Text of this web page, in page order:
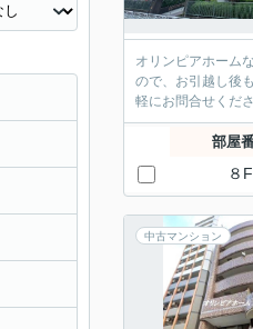
オリンピアホーム
ので、お引越し後
部屋
８F
中古マンション